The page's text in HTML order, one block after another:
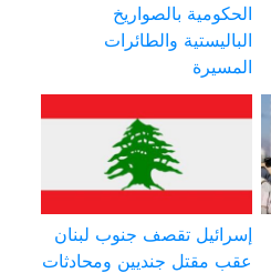
الحكومية بالصواريخ
الباليستية والطائرات
المسيرة
إسرائيل تقصف جنوب لبنان
عقب مقتل جنديين ومحادثات